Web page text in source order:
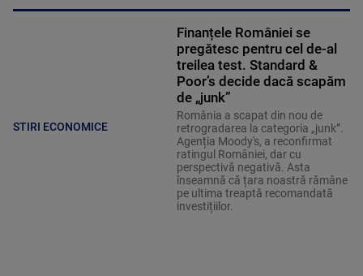
STIRI ECONOMICE
Finanțele României se
pregătesc pentru cel de-al
treilea test. Standard &
Poor’s decide dacă scapăm
de „junk”
România a scapat din nou de
retrogradarea la categoria „junk”.
Agenția Moody's, a reconfirmat
ratingul României, dar cu
perspectivă negativă. Asta
înseamnă că țara noastră rămâne
pe ultima treaptă recomandată
investițiilor.